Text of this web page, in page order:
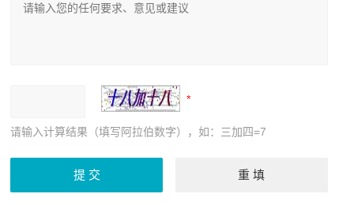
请输入计算结果（填写阿拉伯数字），如：三加四=7